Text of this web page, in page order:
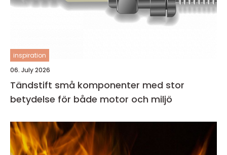
inspiration
06. July 2026
Tändstift små komponenter med stor
betydelse för både motor och miljö